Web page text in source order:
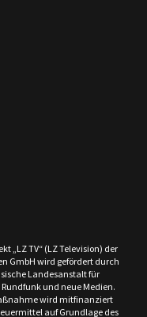
„LZ TV“ (LZ Television) der
GmbH wird gefördert durch
Landesanstalt für
und neue Medien.
wird mitfinanziert
auf Grundlage des